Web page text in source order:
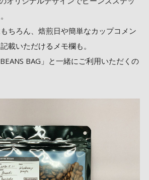
ちろん、焙煎日や簡単なカップコメン
載いただけるメモ欄も。
BAG」と一緒にご利用いただくの